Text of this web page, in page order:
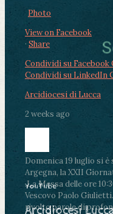
Photo
View on Facebook
· Share
Condividi su Facebook
Condividi su LinkedIn
Arcidiocesi di Lucca
2 weeks ago
Domenica 19 luglio si
Argegna, la XXII
.La Messa delle ore
Vescovo Paolo
rivolto parole di
YouTube
Arcidiocesi